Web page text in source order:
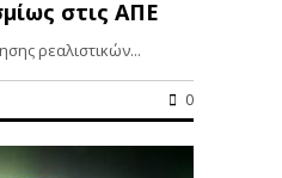
στις ΑΠΕ
ρεαλιστικών...
0